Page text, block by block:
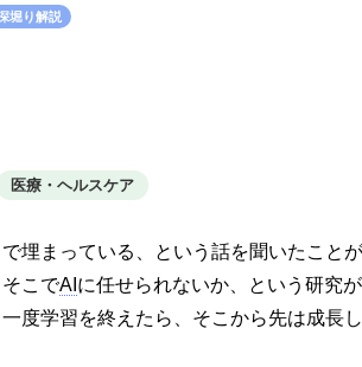
堀り解説
医療・ヘルスケア
埋まっている、という話を聞いたこと
こでAI に任せられないか、という研究
度学習を終えたら、そこから先は成長し